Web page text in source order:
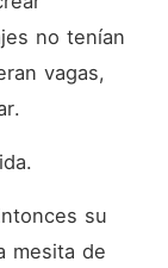
no tenían
vagas,
su
mesita de